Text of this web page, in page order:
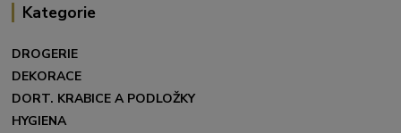
Kategorie
DROGERIE
DEKORACE
DORT. KRABICE A PODLOŽKY
HYGIENA